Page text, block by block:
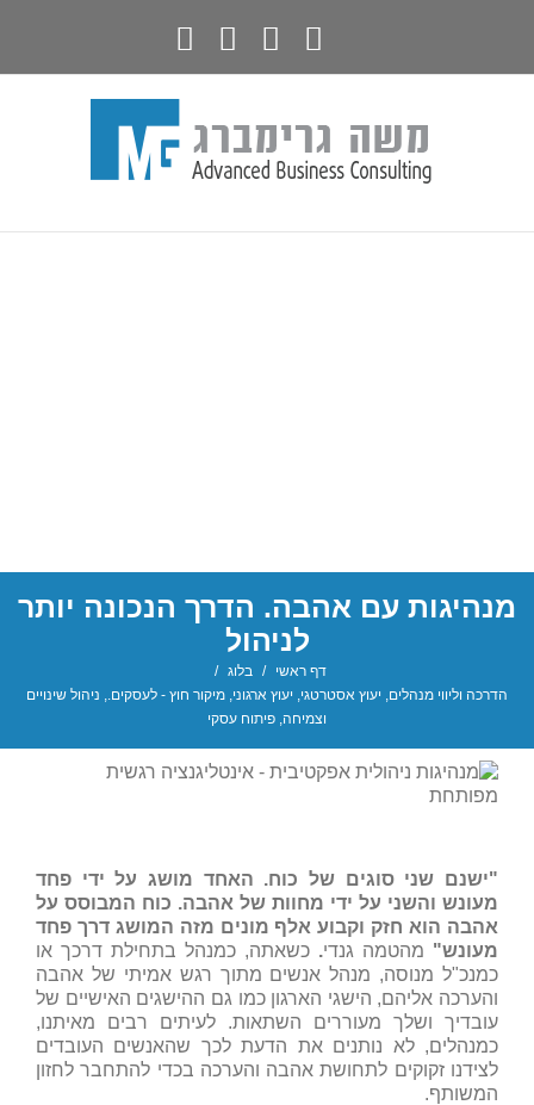
מנהיגות עם אהבה. הדרך הנכונה יותר
לניהול
דף ראשי / בלוג
/
הדרכה וליווי מנהלים, יעוץ אסטרטגי, יעוץ ארגוני, מיקור חוץ - לעסקים., ניהול שינויים
וצמיחה, פיתוח עסקי
"ישנם שני סוגים של כוח. האחד מושג על ידי פחד
מעונש והשני על ידי מחוות של אהבה. כוח המבוסס על
אהבה הוא חזק וקבוע אלף מונים מזה המושג דרך פחד
מעונש" מהטמה גנדי. כשאתה, כמנהל בתחילת דרכך או
כמנכ"ל מנוסה, מנהל אנשים מתוך רגש אמיתי של אהבה
והערכה אליהם, הישגי הארגון כמו גם ההישגים האישיים של
עובדיך ושלך מעוררים השתאות. לעיתים רבים מאיתנו,
כמנהלים, לא נותנים את הדעת לכך שהאנשים העובדים
לצידנו זקוקים לתחושת אהבה והערכה בכדי להתחבר לחזון
המשותף.